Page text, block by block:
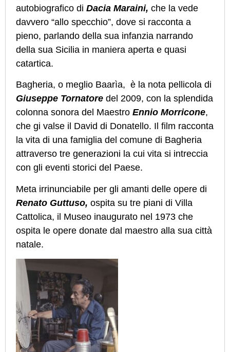
autobiografico di Dacia Maraini, che la vede
davvero “allo specchio”, dove si racconta a
pieno, parlando della sua infanzia narrando
della sua Sicilia in maniera aperta e quasi
catartica.
Bagheria, o meglio Baarìa, è la nota pellicola di
Giuseppe Tornatore del 2009, con la splendida
colonna sonora del Maestro Ennio Morricone,
che gi valse il David di Donatello. Il film racconta
la vita di una famiglia del comune di Bagheria
attraverso tre generazioni la cui vita si intreccia
con gli eventi storici del Paese.
Meta irrinunciabile per gli amanti delle opere di
Renato Guttuso, ospita su tre piani di Villa
Cattolica, il Museo inaugurato nel 1973 che
ospita le opere donate dal maestro alla sua città
natale.